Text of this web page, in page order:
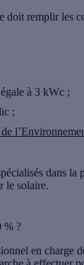
doit remplir les
à 3 kWc ;
;
dans la
le solaire.
% ?
en charge